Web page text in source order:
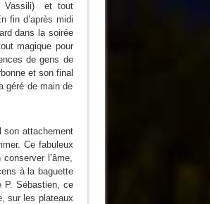
Vassili) et tout
fin d’après midi
dans la soirée
magique pour
de gens de
et son final
géré de main de
son attachement
Ce fabuleux
l’âme,
à la baguette
P. Sébastien, ce
sur les plateaux